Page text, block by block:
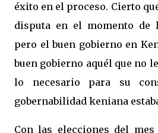
éxito en el proceso. Cierto
disputa en el momento de
pero el buen gobierno en
buen gobierno aquél que no
lo necesario para su
gobernabilidad keniana
Con las elecciones del